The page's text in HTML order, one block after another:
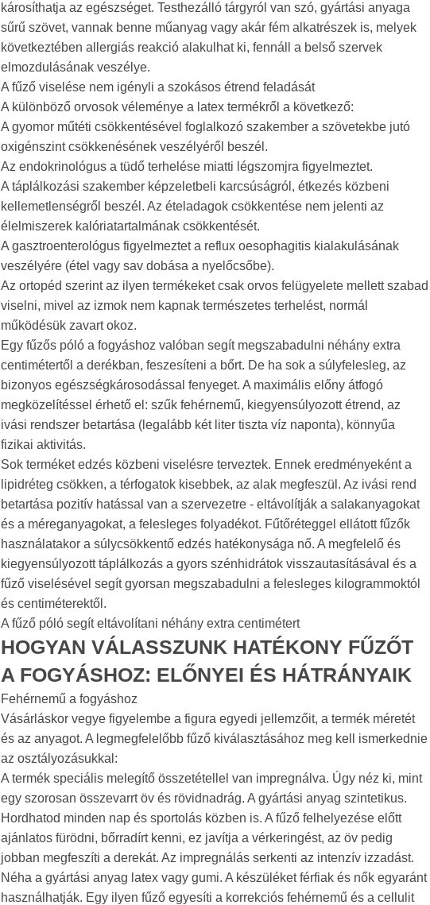
károsíthatja az egészséget. Testhezálló tárgyról van szó, gyártási anyaga
sűrű szövet, vannak benne műanyag vagy akár fém alkatrészek is, melyek
következtében allergiás reakció alakulhat ki, fennáll a belső szervek
elmozdulásának veszélye.
A fűző viselése nem igényli a szokásos étrend feladását
A különböző orvosok véleménye a latex termékről a következő:
A gyomor műtéti csökkentésével foglalkozó szakember a szövetekbe jutó
oxigénszint csökkenésének veszélyéről beszél.
Az endokrinológus a tüdő terhelése miatti légszomjra figyelmeztet.
A táplálkozási szakember képzeletbeli karcsúságról, étkezés közbeni
kellemetlenségről beszél. Az ételadagok csökkentése nem jelenti az
élelmiszerek kalóriatartalmának csökkentését.
A gasztroenterológus figyelmeztet a reflux oesophagitis kialakulásának
veszélyére (étel vagy sav dobása a nyelőcsőbe).
Az ortopéd szerint az ilyen termékeket csak orvos felügyelete mellett szabad
viselni, mivel az izmok nem kapnak természetes terhelést, normál
működésük zavart okoz.
Egy fűzős póló a fogyáshoz valóban segít megszabadulni néhány extra
centimétertől a derékban, feszesíteni a bőrt. De ha sok a súlyfelesleg, az
bizonyos egészségkárosodással fenyeget. A maximális előny átfogó
megközelítéssel érhető el: szűk fehérnemű, kiegyensúlyozott étrend, az
ivási rendszer betartása (legalább két liter tiszta víz naponta), könnyűa
fizikai aktivitás.
Sok terméket edzés közbeni viselésre terveztek. Ennek eredményeként a
lipidréteg csökken, a térfogatok kisebbek, az alak megfeszül. Az ivási rend
betartása pozitív hatással van a szervezetre - eltávolítják a salakanyagokat
és a méreganyagokat, a felesleges folyadékot. Fűtőréteggel ellátott fűzők
használatakor a súlycsökkentő edzés hatékonysága nő. A megfelelő és
kiegyensúlyozott táplálkozás a gyors szénhidrátok visszautasításával és a
fűző viselésével segít gyorsan megszabadulni a felesleges kilogrammoktól
és centiméterektől.
A fűző póló segít eltávolítani néhány extra centimétert
HOGYAN VÁLASSZUNK HATÉKONY FŰZŐT
A FOGYÁSHOZ: ELŐNYEI ÉS HÁTRÁNYAIK
Fehérnemű a fogyáshoz
Vásárláskor vegye figyelembe a figura egyedi jellemzőit, a termék méretét
és az anyagot. A legmegfelelőbb fűző kiválasztásához meg kell ismerkednie
az osztályozásukkal:
A termék speciális melegítő összetétellel van impregnálva. Úgy néz ki, mint
egy szorosan összevarrt öv és rövidnadrág. A gyártási anyag szintetikus.
Hordhatod minden nap és sportolás közben is. A fűző felhelyezése előtt
ajánlatos fürödni, bőrradírt kenni, ez javítja a vérkeringést, az öv pedig
jobban megfeszíti a derekát. Az impregnálás serkenti az intenzív izzadást.
Néha a gyártási anyag latex vagy gumi. A készüléket férfiak és nők egyaránt
használhatják. Egy ilyen fűző egyesíti a korrekciós fehérnemű és a cellulit